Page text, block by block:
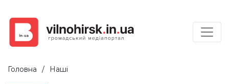
Головна Наші